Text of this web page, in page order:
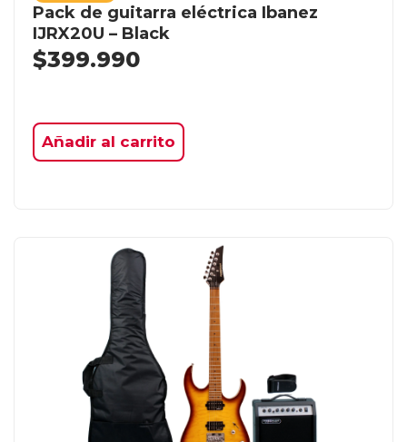
Pack de guitarra eléctrica Ibanez
IJRX20U – Black
$399.990
Añadir al carrito